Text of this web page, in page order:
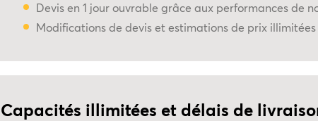
Devis en 1 jour ouvrable grâce aux performances de
Modifications de devis et estimations de prix
Capacités illimitées et délais de